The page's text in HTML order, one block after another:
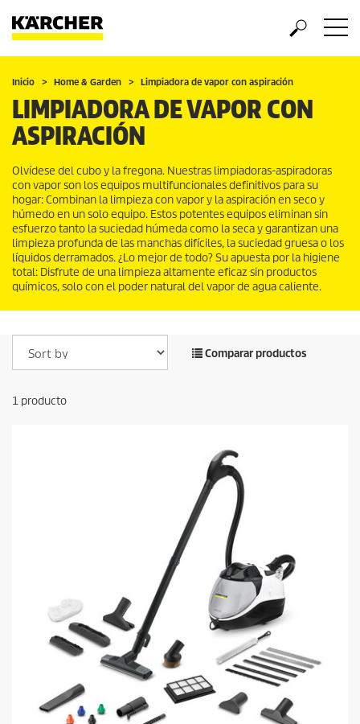
Inicio Home & Garden Limpiadora de vapor con aspiración
LIMPIADORA DE VAPOR CON
ASPIRACIÓN
Olvídese del cubo y la fregona. Nuestras limpiadoras-aspiradoras
con vapor son los equipos multifuncionales definitivos para su
hogar: Combinan la limpieza con vapor y la aspiración en seco y
húmedo en un solo equipo. Estos potentes equipos eliminan sin
esfuerzo tanto la suciedad húmeda como la seca y garantizan una
limpieza profunda de las manchas difíciles, la suciedad gruesa o los
líquidos derramados. ¿Lo mejor de todo? Su apuesta por la higiene
total: Disfrute de una limpieza altamente eficaz sin productos
químicos, solo con el poder natural del vapor de agua caliente.
Comparar productos
1 producto